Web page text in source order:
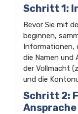
Schritt 1:
Bevor Sie mit
beginnen,
Informationen,
die Namen und
der Vollmacht
und die
Schritt 2:
Ansprache